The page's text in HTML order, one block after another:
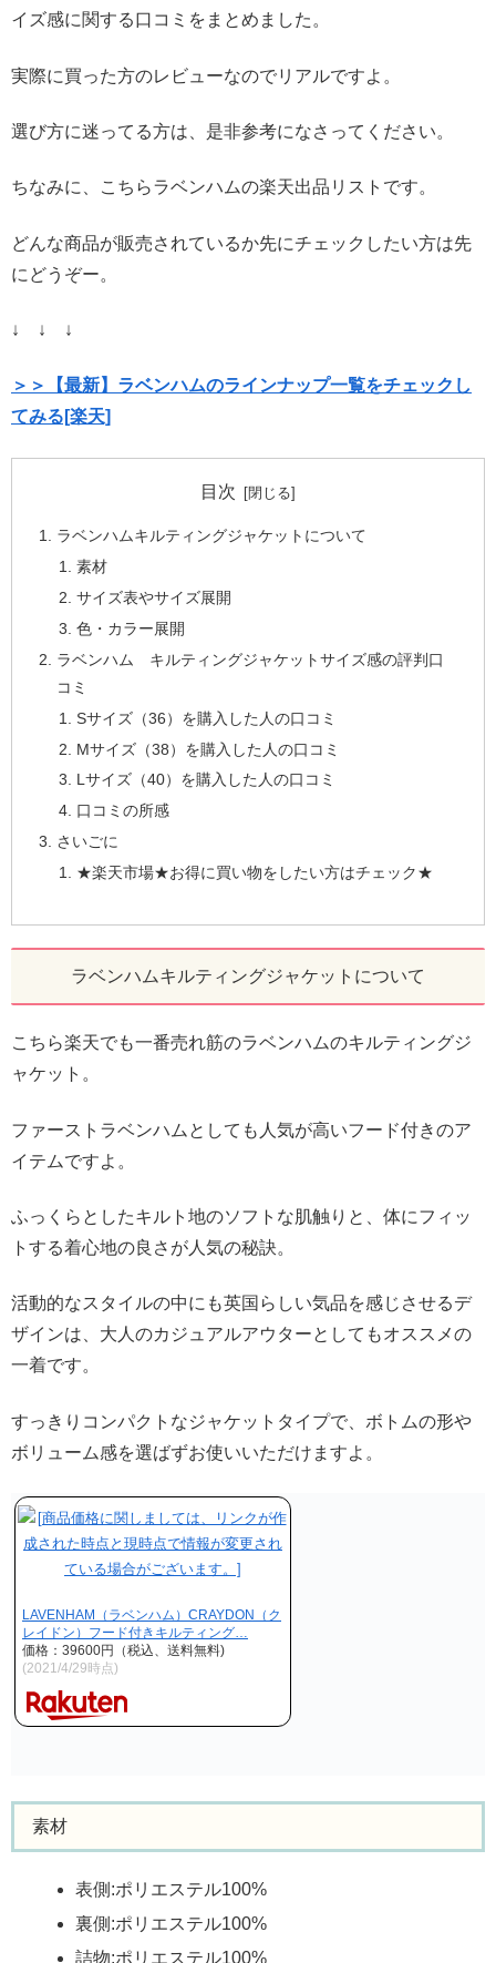
イズ感に関する口コミをまとめました。
実際に買った方のレビューなのでリアルですよ。
選び方に迷ってる方は、是非参考になさってください。
ちなみに、こちらラベンハムの楽天出品リストです。
どんな商品が販売されているか先にチェックしたい方は先
にどうぞー。
↓ ↓ ↓
＞＞【最新】ラベンハムのラインナップ一覧をチェックし
てみる[楽天]
目次
ラベンハムキルティングジャケットについて
素材
サイズ表やサイズ展開
色・カラー展開
ラベンハム キルティングジャケットサイズ感の評判口
コミ
Sサイズ（36）を購入した人の口コミ
Mサイズ（38）を購入した人の口コミ
Lサイズ（40）を購入した人の口コミ
口コミの所感
さいごに
★楽天市場★お得に買い物をしたい方はチェック★
ラベンハムキルティングジャケットについて
こちら楽天でも一番売れ筋のラベンハムのキルティングジ
ャケット。
ファーストラベンハムとしても人気が高いフード付きのア
イテムですよ。
ふっくらとしたキルト地のソフトな肌触りと、体にフィッ
トする着心地の良さが人気の秘訣。
活動的なスタイルの中にも英国らしい気品を感じさせるデ
ザインは、大人のカジュアルアウターとしてもオススメの
一着です。
すっきりコンパクトなジャケットタイプで、ボトムの形や
ボリューム感を選ばずお使いいただけますよ。
LAVENHAM（ラベンハム）CRAYDON（ク
レイドン）フード付きキルティング…
価格：39600円（税込、送料無料)
(2021/4/29時点)
素材
表側:ポリエステル100%
裏側:ポリエステル100%
詰物:ポリエステル100%